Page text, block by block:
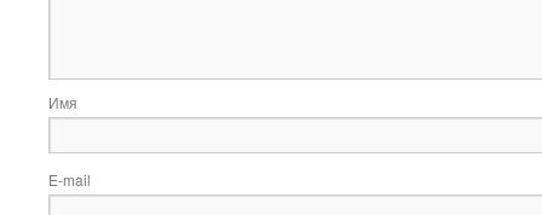
Имя
E-mail